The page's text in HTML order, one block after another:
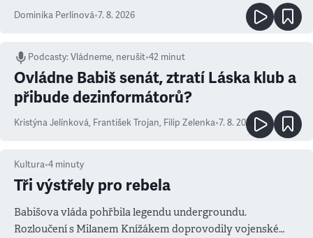
Dominika Perlínová•7. 8. 2026
Podcasty:Vládneme, nerušit•42 minut
Ovládne Babiš senát, ztratí Láska klub a
přibude dezinformátorů?
Kristýna Jelínková, František Trojan, Filip Zelenka•7. 8. 2026
Kultura•4 minuty
Tři výstřely pro rebela
Babišova vláda pohřbila legendu undergroundu.
Rozloučení s Milanem Knížákem doprovodily vojenské